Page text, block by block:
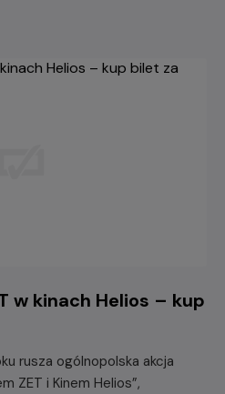
w kinach Helios – kup
rusza ogólnopolska akcja
ZET i Kinem Helios”,